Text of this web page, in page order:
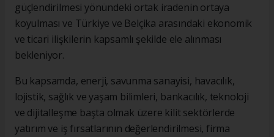
güçlendirilmesi yönündeki ortak iradenin ortaya
koyulması ve Türkiye ve Belçika arasındaki ekonomik
ve ticari ilişkilerin kapsamlı şekilde ele alınması
bekleniyor.
Bu kapsamda, enerji, savunma sanayisi, havacılık,
lojistik, sağlık ve yaşam bilimleri, bankacılık, teknoloji
ve dijitalleşme başta olmak üzere kilit sektörlerde
yatırım ve iş fırsatlarının değerlendirilmesi, firma